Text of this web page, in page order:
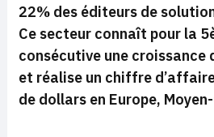
22% des éditeurs de
Ce secteur connaît pour la
consécutive une croissance
et réalise un chiffre
de dollars en Europe,